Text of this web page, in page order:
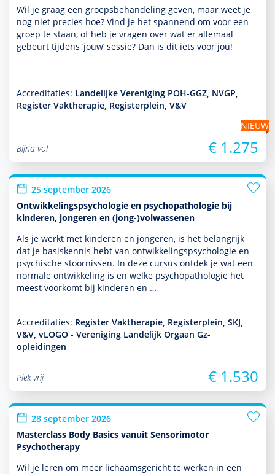
Wil je graag een groepsbehan­del­ing geven, maar weet je
nog niet precies hoe? Vind je het spannend om voor een
groep te staan, of heb je vragen over wat er allemaal
gebeurt tijdens ‘jouw’ sessie? Dan is dit iets voor jou!
Accreditaties: Landelijke Vereniging POH-GGZ, NVGP,
Register Vaktherapie, Registerplein, V&V
NIEUW
Bijna vol
€ 1.275
25 september 2026
Ontwikkelingspsychologie en psychopathologie bij
kinderen, jongeren en (jong-)volwassenen
Als je werkt met kin­de­ren en jongeren, is het belang­rijk
dat je basis­kennis hebt van ont­wikke­lingspsycho­logie en
psychische stoor­nissen. In deze cursus ontdek je wat een
normale ont­wikke­ling is en welke psycho­patho­logie het
meest voorkomt bij kin­de­ren en …
Accreditaties: Register Vaktherapie, Registerplein, SKJ,
V&V, vLOGO - Vereniging Landelijk Orgaan Gz-
opleidingen
Plek vrij € 1.530
28 september 2026
Masterclass Body Basics vanuit Sensorimotor
Psychotherapy
Wil je leren om meer lichaamsgericht te werken in een